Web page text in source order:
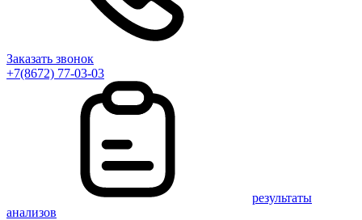
Заказать звонок
+7(8672) 77-03-03
результаты
анализов